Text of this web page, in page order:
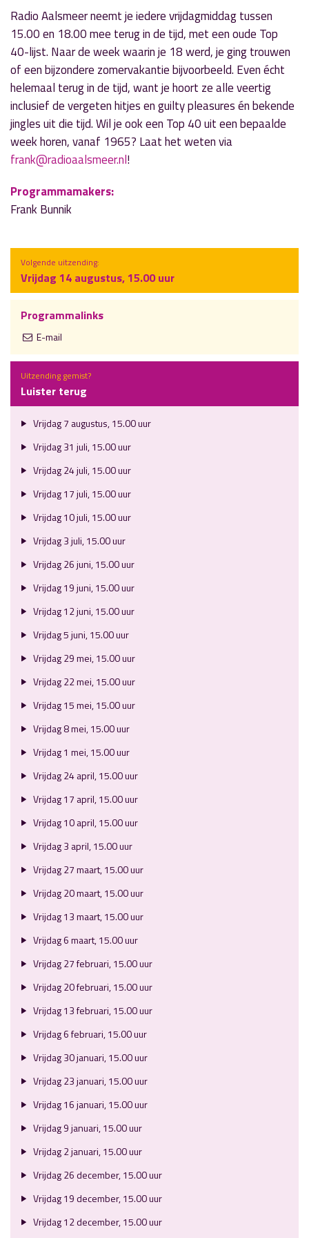
Radio Aalsmeer neemt je iedere vrijdagmiddag tussen
15.00 en 18.00 mee terug in de tijd, met een oude Top
40-lijst. Naar de week waarin je 18 werd, je ging trouwen
of een bijzondere zomervakantie bijvoorbeeld. Even écht
helemaal terug in de tijd, want je hoort ze alle veertig
inclusief de vergeten hitjes en guilty pleasures én bekende
jingles uit die tijd. Wil je ook een Top 40 uit een bepaalde
week horen, vanaf 1965? Laat het weten via
frank@radioaalsmeer.nl!
Programmamakers:
Frank Bunnik
Volgende uitzending:
Vrijdag 14 augustus, 15.00 uur
Programmalinks
E-mail
Uitzending gemist?
Luister terug
Vrijdag 7 augustus, 15.00 uur
Vrijdag 31 juli, 15.00 uur
Vrijdag 24 juli, 15.00 uur
Vrijdag 17 juli, 15.00 uur
Vrijdag 10 juli, 15.00 uur
Vrijdag 3 juli, 15.00 uur
Vrijdag 26 juni, 15.00 uur
Vrijdag 19 juni, 15.00 uur
Vrijdag 12 juni, 15.00 uur
Vrijdag 5 juni, 15.00 uur
Vrijdag 29 mei, 15.00 uur
Vrijdag 22 mei, 15.00 uur
Vrijdag 15 mei, 15.00 uur
Vrijdag 8 mei, 15.00 uur
Vrijdag 1 mei, 15.00 uur
Vrijdag 24 april, 15.00 uur
Vrijdag 17 april, 15.00 uur
Vrijdag 10 april, 15.00 uur
Vrijdag 3 april, 15.00 uur
Vrijdag 27 maart, 15.00 uur
Vrijdag 20 maart, 15.00 uur
Vrijdag 13 maart, 15.00 uur
Vrijdag 6 maart, 15.00 uur
Vrijdag 27 februari, 15.00 uur
Vrijdag 20 februari, 15.00 uur
Vrijdag 13 februari, 15.00 uur
Vrijdag 6 februari, 15.00 uur
Vrijdag 30 januari, 15.00 uur
Vrijdag 23 januari, 15.00 uur
Vrijdag 16 januari, 15.00 uur
Vrijdag 9 januari, 15.00 uur
Vrijdag 2 januari, 15.00 uur
Vrijdag 26 december, 15.00 uur
Vrijdag 19 december, 15.00 uur
Vrijdag 12 december, 15.00 uur